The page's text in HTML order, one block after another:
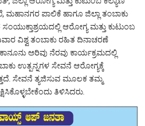
ಪಾಲಿಕೆ ಹಾಗೂ ಜಿಲ್ಲಾ ತಂಬಾಕು
ಆರೋಗ್ಯ ಮತ್ತು ಕುಟುಂಬ
ವಿಶ್ವ ತಂಬಾಕು ರಹಿತ ದಿನಾಚರಣೆ
ಅರಿವು ನೆರವು ಕಾರ್ಯಕ್ರಮದಲ್ಲಿ
ಉತ್ಪನ್ನಗಳ ಸೇವನೆ ಆರೋಗ್ಯಕ್ಕೆ
ಸೇವನೆ ತ್ಯಜಿಸುವ ಮೂಲಕ ತಮ್ಮ
ತಿಳಿಸಿದರು.